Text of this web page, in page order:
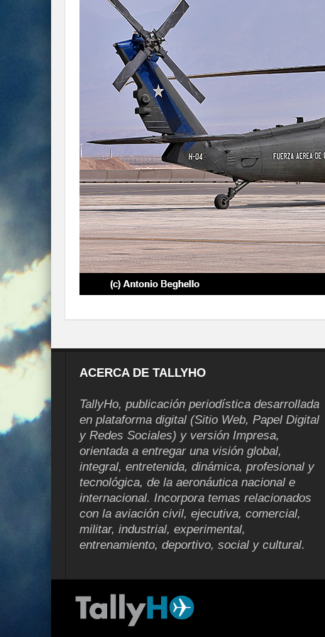
ACERCA DE TALLYHO
TallyHo, publicación periodística desarrollada
en plataforma digital (Sitio Web, Papel Digital
y Redes Sociales) y versión Impresa,
orientada a entregar una visión global,
integral, entretenida, dinámica, profesional y
tecnológica, de la aeronáutica nacional e
internacional. Incorpora temas relacionados
con la aviación civil, ejecutiva, comercial,
militar, industrial, experimental,
entrenamiento, deportivo, social y cultural.